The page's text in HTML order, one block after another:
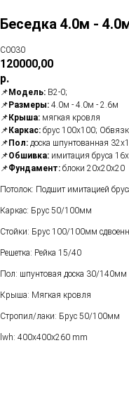
Беседка 4.0м -
C0030
120000,00
р.
📌Модель: B2-0;
📌Размеры: 4.0м - 4.0м - 2.6м
📌Крыша: мягкая кровля
📌Каркас: брус 100х100;
📌Пол: доска шпунтованная
📌Обшивка: имитация бруса
📌Фундамент: блоки 20х20х20
Потолок: Подшит имитацией
Каркас: Брус 50/100мм
Стойки: Брус 100/100мм
Решетка: Рейка 15/40
Пол: шпунтовая доска 30/140мм
Крыша: Мягкая кровля
Стропил/лаки: Брус 50/100мм
lwh: 400x400x260 mm